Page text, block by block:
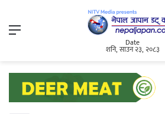
Menu
Date
शनि, साउन २३, २०८३